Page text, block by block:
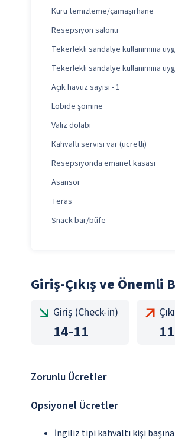
Kuru temizleme/çamaşırhane
Resepsiyon salonu
Tekerlekli sandalye kullanımına
Tekerlekli sandalye kullanımına
Açık havuz sayısı - 1
Lobide şömine
Valiz dolabı
Kahvaltı servisi var (ücretli)
Resepsiyonda emanet kasası
Asansör
Teras
Snack bar/büfe
Giriş-Çıkış ve Önemli
Giriş (Check-in)
14-11 11
Zorunlu Ücretler
Opsiyonel Ücretler
İngiliz tipi kahvaltı kişi